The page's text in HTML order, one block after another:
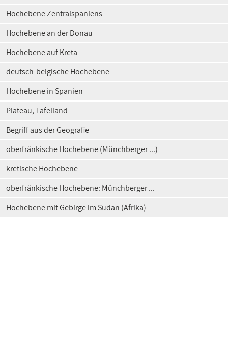
Hochebene Zentralspaniens
Hochebene an der Donau
Hochebene auf Kreta
deutsch-belgische Hochebene
Hochebene in Spanien
Plateau, Tafelland
Begriff aus der Geografie
oberfränkische Hochebene (Münchberger ...)
kretische Hochebene
oberfränkische Hochebene: Münchberger ...
Hochebene mit Gebirge im Sudan (Afrika)